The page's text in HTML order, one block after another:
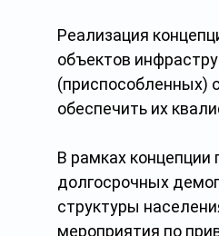
Реализация
объектов
(приспособленных)
обеспечить их
В рамках
долгосрочных
структуры
мероприятия по